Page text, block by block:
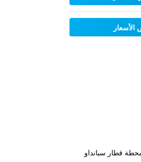
ويقع بجوار محطة قطار سبانداو